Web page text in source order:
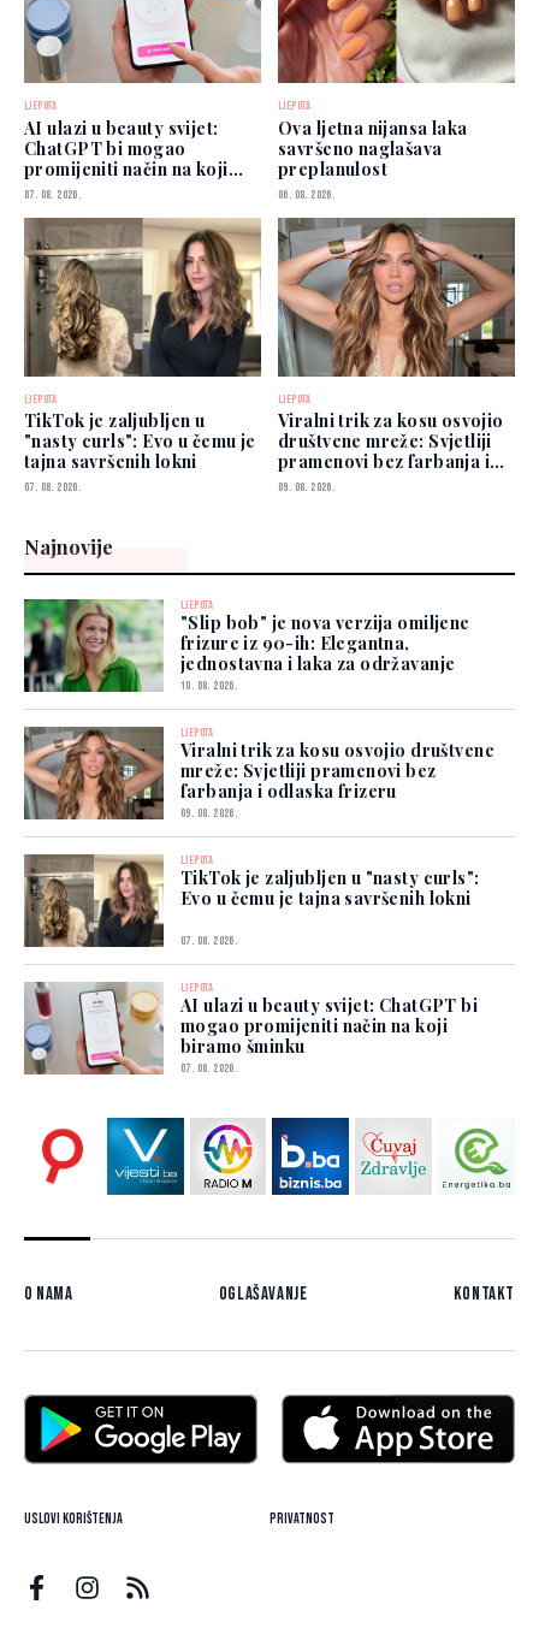
LJEPOTA
AI ulazi u beauty svijet:
ChatGPT bi mogao
promijeniti način na koji
biramo šminku
07. 08. 2026.
LJEPOTA
Ova ljetna nijansa laka
savršeno naglašava
preplanulost
06. 08. 2026.
LJEPOTA
TikTok je zaljubljen u
"nasty curls": Evo u čemu je
tajna savršenih lokni
07. 08. 2026.
LJEPOTA
Viralni trik za kosu osvojio
društvene mreže: Svjetliji
pramenovi bez farbanja i
odlaska frizeru
09. 08. 2026.
Najnovije
LJEPOTA
"Slip bob" je nova verzija omiljene
frizure iz 90-ih: Elegantna,
jednostavna i laka za održavanje
10. 08. 2026.
LJEPOTA
Viralni trik za kosu osvojio društvene
mreže: Svjetliji pramenovi bez
farbanja i odlaska frizeru
09. 08. 2026.
LJEPOTA
TikTok je zaljubljen u "nasty curls":
Evo u čemu je tajna savršenih lokni
07. 08. 2026.
LJEPOTA
AI ulazi u beauty svijet: ChatGPT bi
mogao promijeniti način na koji
biramo šminku
07. 08. 2026.
O nama Oglašavanje Kontakt
Uslovi korištenja Privatnost